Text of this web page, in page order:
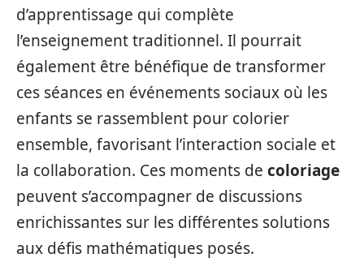
d’apprentissage qui complète
l’enseignement traditionnel. Il pourrait
également être bénéfique de transformer
ces séances en événements sociaux où les
enfants se rassemblent pour colorier
ensemble, favorisant l’interaction sociale et
la collaboration. Ces moments de coloriage
peuvent s’accompagner de discussions
enrichissantes sur les différentes solutions
aux défis mathématiques posés.